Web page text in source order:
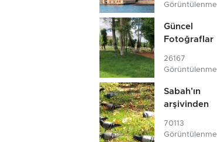
Görüntülenme
Güncel
Fotoğraflar
26167
Görüntülenme
Sabah'ın
arşivinden
70113
Görüntülenme